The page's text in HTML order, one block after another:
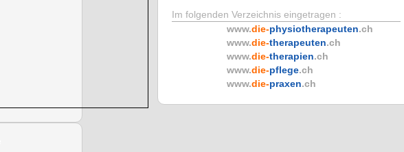
Im folgenden Verzeichnis eingetragen :
www.die-physiotherapeuten.ch
www.die-therapeuten.ch
www.die-therapien.ch
www.die-pflege.ch
www.die-praxen.ch